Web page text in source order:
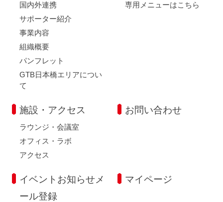
国内外連携
サポーター紹介
事業内容
組織概要
パンフレット
GTB日本橋エリアについ
て
専用メニューはこちら
施設・アクセス
ラウンジ・会議室
オフィス・ラボ
アクセス
お問い合わせ
イベントお知らせメ
ール登録
マイページ